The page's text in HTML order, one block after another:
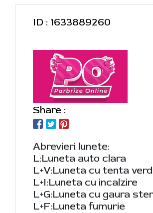
ID : 1633889260
Share :
Abrevieri lunete:
L:Luneta auto clara
L+V:Luneta cu tenta
L+I:Luneta cu incalzire
L+G:Luneta cu gaura
L+F:Luneta fumurie